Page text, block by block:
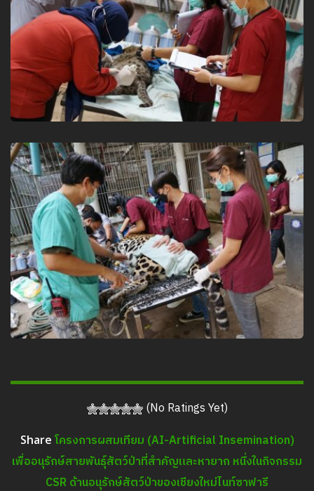
(No Ratings Yet)
Share โครงการผสมเทียม (AI-Artificial Insemination)
เพื่ออนุรักษ์สายพันธุ์สัตว์ป่าที่สำคัญและหายาก หนึ่งในกิจกรรม
CSR ด้านอนุรักษ์สัตว์ป่าของเชียงใหม่ไนท์ซาฟารี